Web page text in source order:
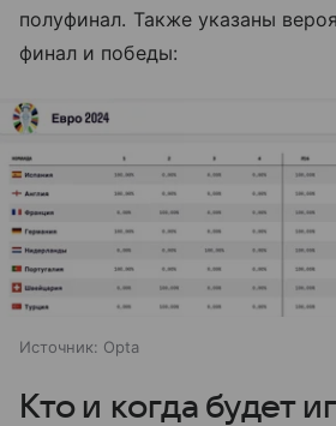
полуфинал. Также указаны
финал и победы:
Источник: Opta
Кто и когда будет